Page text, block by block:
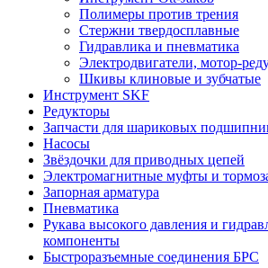
Полимеры против трения
Стержни твердосплавные
Гидравлика и пневматика
Электродвигатели, мотор-
Шкивы клиновые и зубчатые
Инструмент SKF
Редукторы
Запчасти для шариковых
Насосы
Звёздочки для приводных цепей
Электромагнитные муфты и
Запорная арматура
Пневматика
Рукава высокого давления и
компоненты
Быстроразъемные соединения БРС